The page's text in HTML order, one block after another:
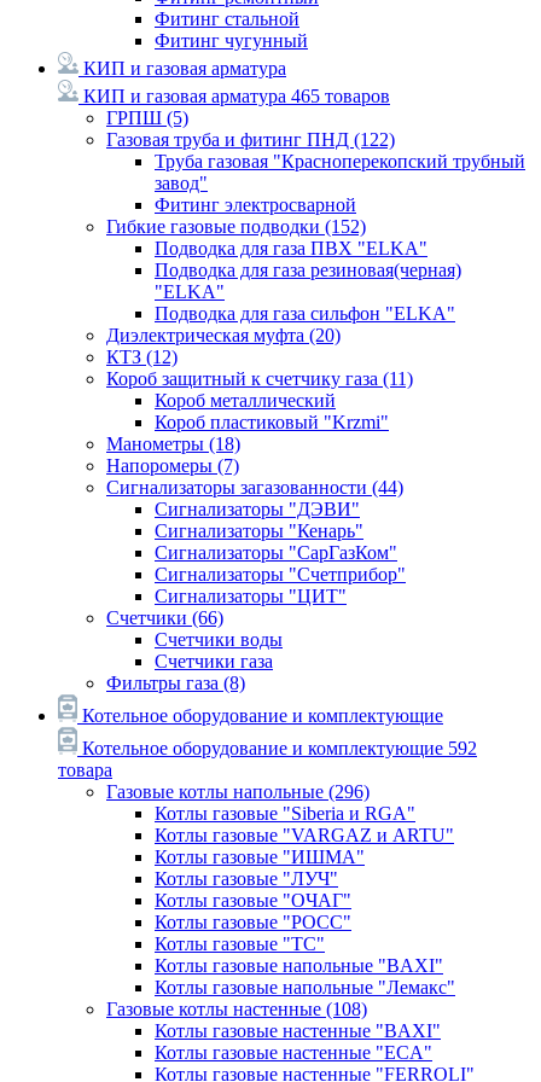
Фитинг стальной
Фитинг чугунный
КИП и газовая арматура
КИП и газовая арматура 465 товаров
ГРПШ (5)
Газовая труба и фитинг ПНД (122)
Труба газовая "Красноперекопский трубный
завод"
Фитинг электросварной
Гибкие газовые подводки (152)
Подводка для газа ПВХ "ELKA"
Подводка для газа резиновая(черная)
"ELKA"
Подводка для газа сильфон "ELKA"
Диэлектрическая муфта (20)
КТЗ (12)
Короб защитный к счетчику газа (11)
Короб металлический
Короб пластиковый "Krzmi"
Манометры (18)
Напоромеры (7)
Сигнализаторы загазованности (44)
Сигнализаторы "ДЭВИ"
Сигнализаторы "Кенарь"
Сигнализаторы "СарГазКом"
Сигнализаторы "Счетприбор"
Сигнализаторы "ЦИТ"
Счетчики (66)
Счетчики воды
Счетчики газа
Фильтры газа (8)
Котельное оборудование и комплектующие
Котельное оборудование и комплектующие 592
товара
Газовые котлы напольные (296)
Котлы газовые "Siberia и RGA"
Котлы газовые "VARGAZ и ARTU"
Котлы газовые "ИШМА"
Котлы газовые "ЛУЧ"
Котлы газовые "ОЧАГ"
Котлы газовые "РОСС"
Котлы газовые "ТС"
Котлы газовые напольные "BAXI"
Котлы газовые напольные "Лемакс"
Газовые котлы настенные (108)
Котлы газовые настенные "BAXI"
Котлы газовые настенные "ECA"
Котлы газовые настенные "FERROLI"